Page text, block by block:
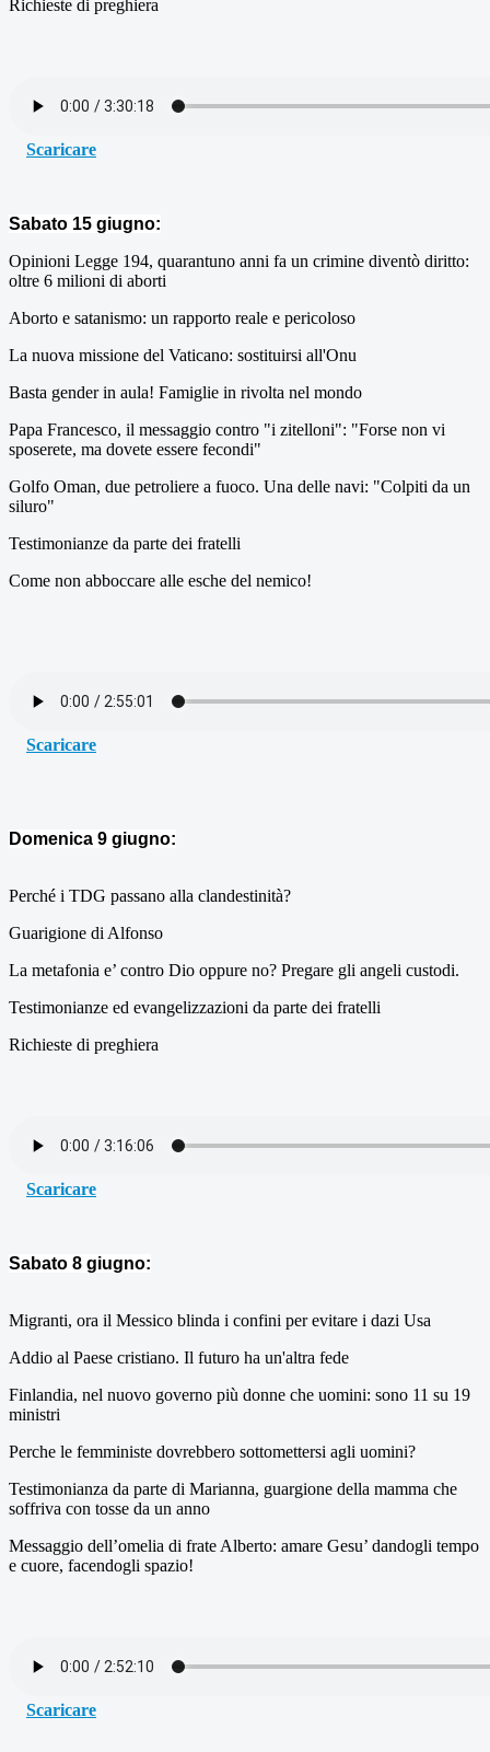
Richieste di preghiera
Scaricare
Sabato 15 giugno:
Opinioni Legge 194, quarantuno anni fa un crimine diventò diritto:
oltre 6 milioni di aborti
Aborto e satanismo: un rapporto reale e pericoloso
La nuova missione del Vaticano: sostituirsi all'Onu
Basta gender in aula! Famiglie in rivolta nel mondo
Papa Francesco, il messaggio contro "i zitelloni": "Forse non vi
sposerete, ma dovete essere fecondi"
Golfo Oman, due petroliere a fuoco. Una delle navi: "Colpiti da un
siluro"
Testimonianze da parte dei fratelli
Come non abboccare alle esche del nemico!
Scaricare
Domenica 9 giugno:
Perché i TDG passano alla clandestinità?
Guarigione di Alfonso
La metafonia e’ contro Dio oppure no? Pregare gli angeli custodi.
Testimonianze ed evangelizzazioni da parte dei fratelli
Richieste di preghiera
Scaricare
Sabato 8 giugno:
Migranti, ora il Messico blinda i confini per evitare i dazi Usa
Addio al Paese cristiano. Il futuro ha un'altra fede
Finlandia, nel nuovo governo più donne che uomini: sono 11 su 19
ministri
Perche le femministe dovrebbero sottomettersi agli uomini?
Testimonianza da parte di Marianna, guargione della mamma che
soffriva con tosse da un anno
Messaggio dell’omelia di frate Alberto: amare Gesu’ dandogli tempo
e cuore, facendogli spazio!
Scaricare